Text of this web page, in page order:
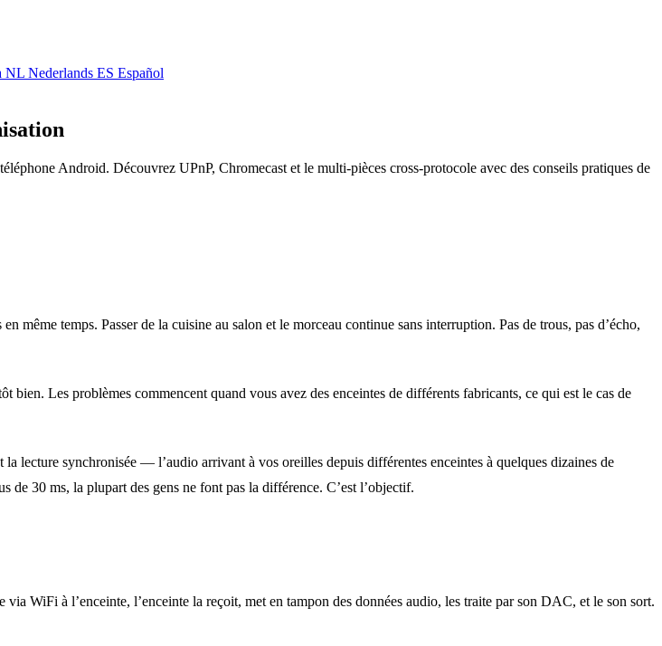
NL Nederlands ES Español
Android. Découvrez UPnP, Chromecast et le multi-pièces cross-protocole avec des conseils pratiques de
même temps. Passer de la cuisine au salon et le morceau continue sans interruption. Pas de trous, pas d’écho,
Les problèmes commencent quand vous avez des enceintes de différents fabricants, ce qui est le cas de
lecture synchronisée — l’audio arrivant à vos oreilles depuis différentes enceintes à quelques dizaines de
de 30 ms, la plupart des gens ne font pas la différence. C’est l’objectif.
WiFi à l’enceinte, l’enceinte la reçoit, met en tampon des données audio, les traite par son DAC, et le son sort.